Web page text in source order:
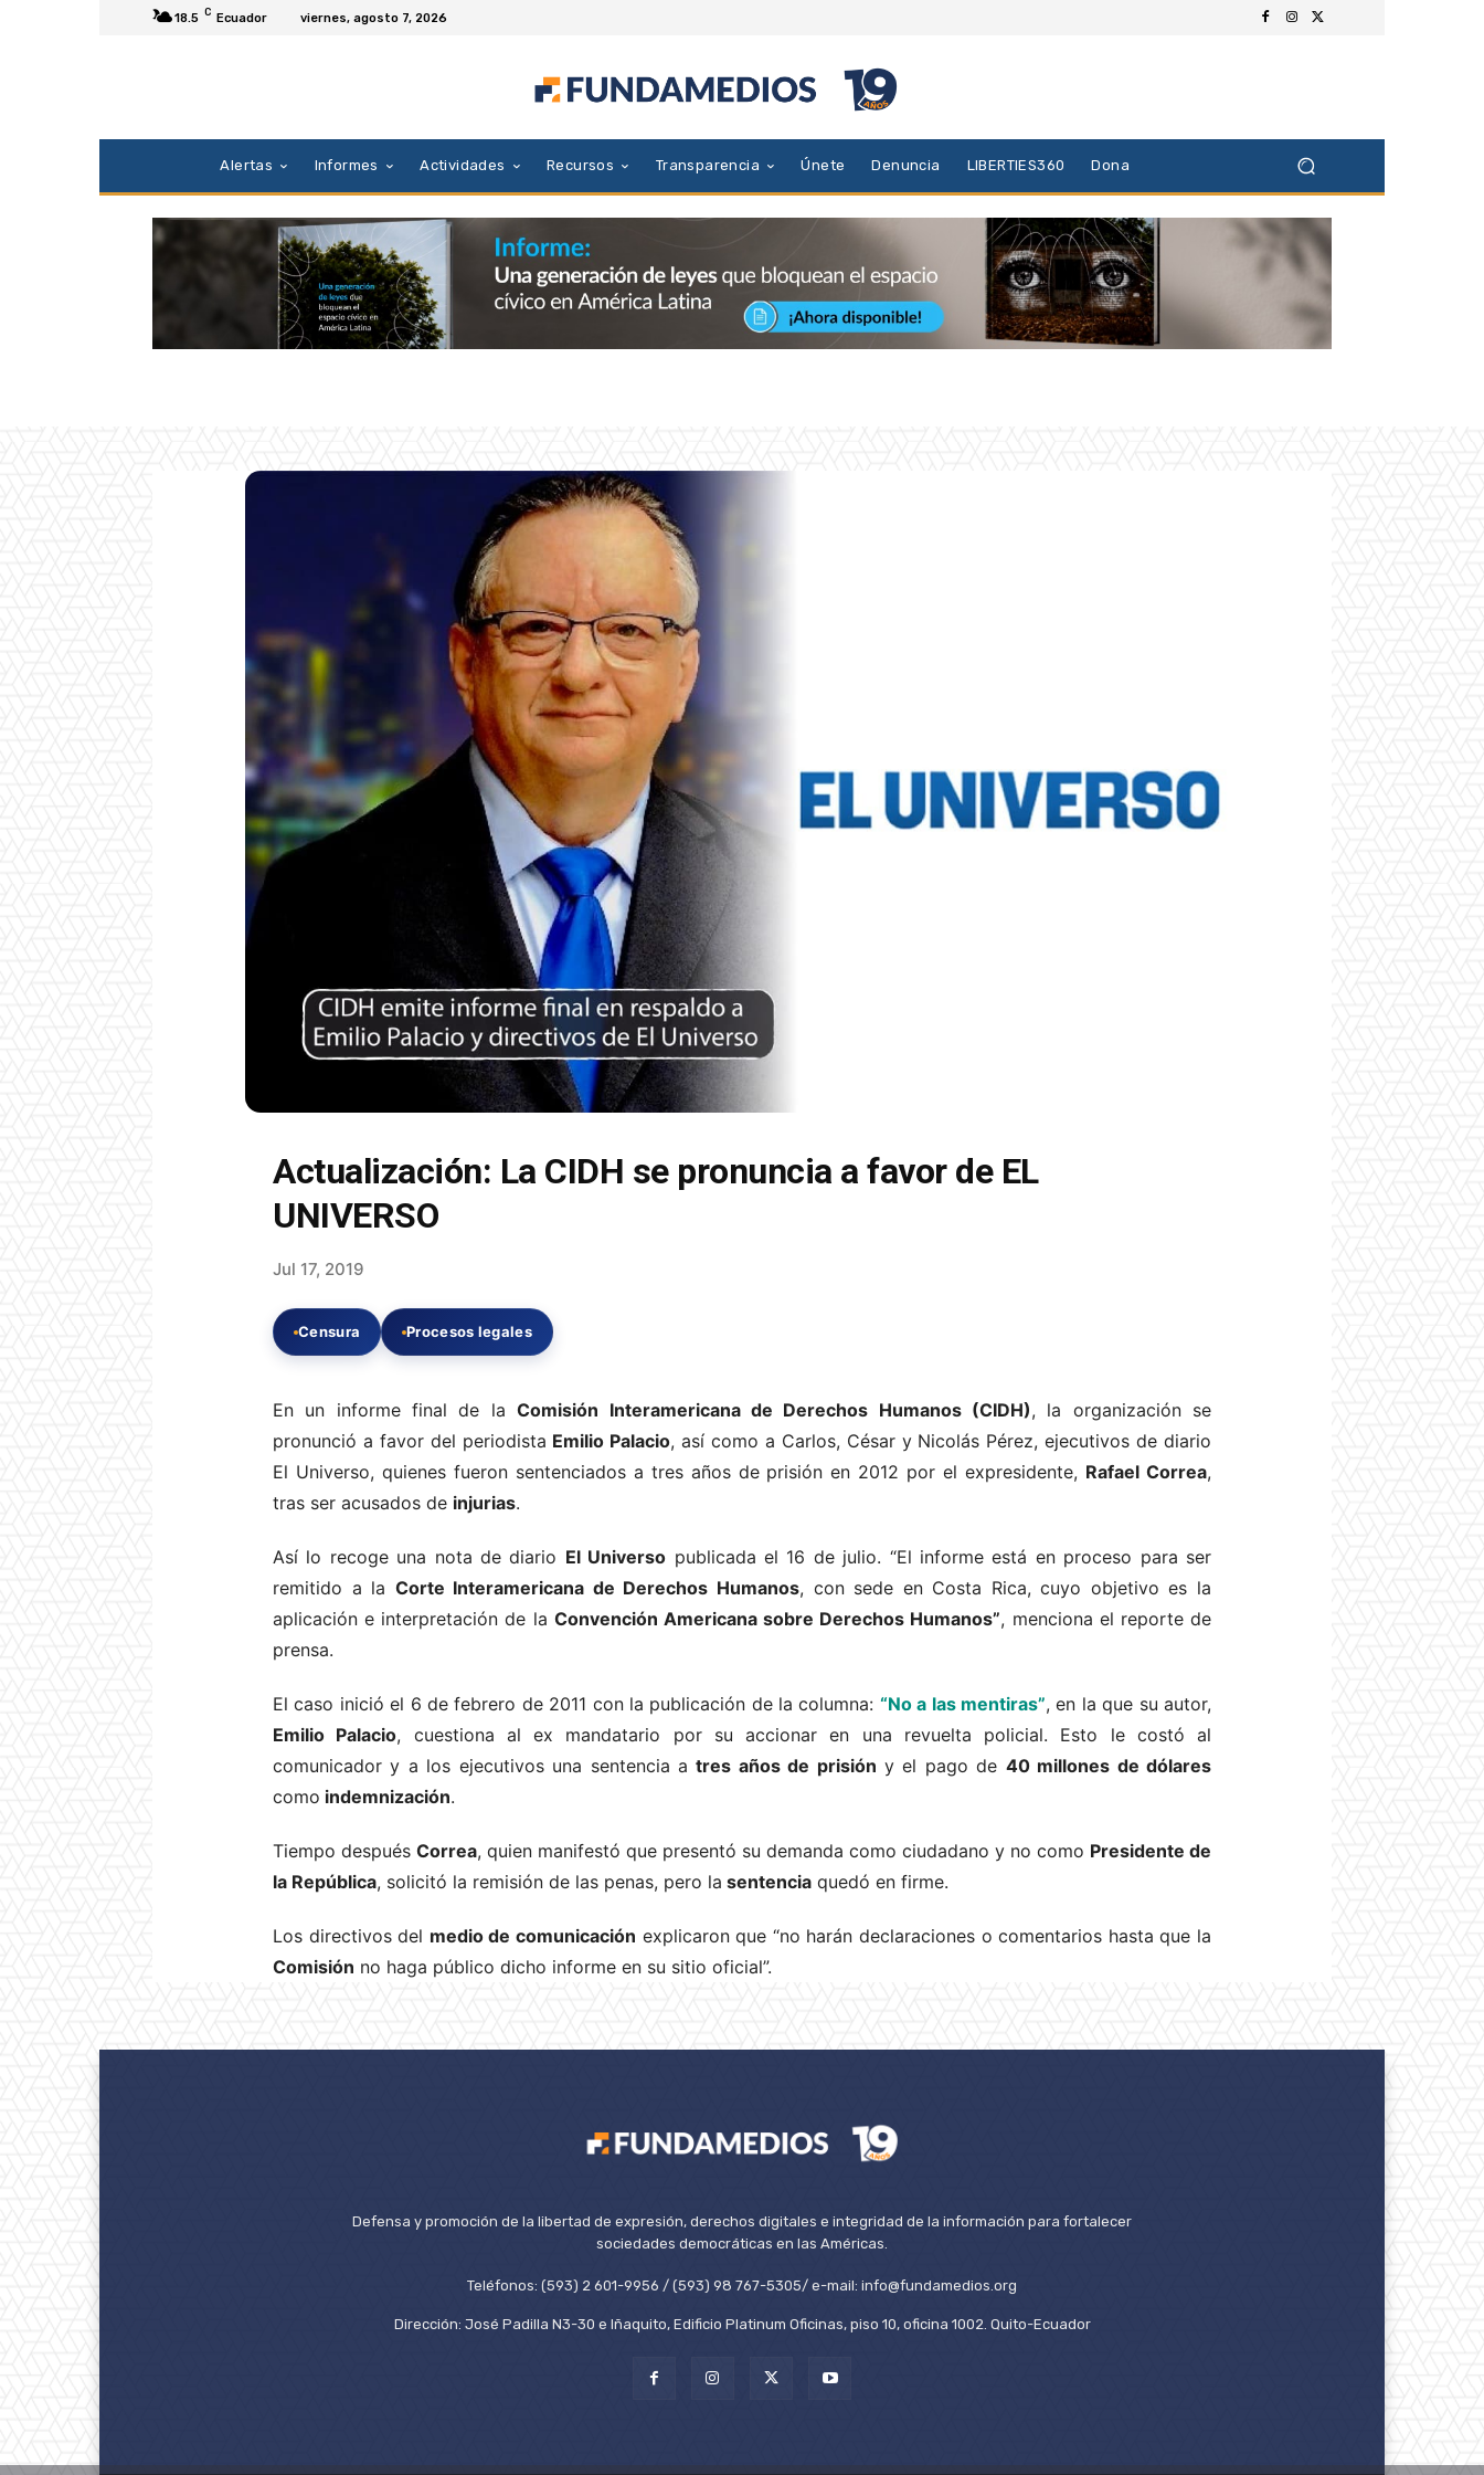
18.5 C Ecuador viernes, agosto 7, 2026
Alertas Informes Actividades Recursos Transparencia Únete Denuncia LIBERTIES360 Dona
Actualización: La CIDH se pronuncia a favor de EL
UNIVERSO
Jul 17, 2019
Censura Procesos legales
En un informe final de laComisión Interamericana de Derechos Humanos (CIDH), la organización se
pronunció a favor del periodista Emilio Palacio, así como a Carlos, César y Nicolás Pérez, ejecutivos de diario
El Universo, quienes fueron sentenciados a tres años de prisión en 2012 por el expresidente, Rafael Correa,
tras ser acusados de injurias.
Así lo recoge una nota de diario El Universo publicada el 16 de julio. “El informe está en proceso para ser
remitido a la Corte Interamericana de Derechos Humanos, con sede en Costa Rica, cuyo objetivo es la
aplicación e interpretación de la Convención Americana sobre Derechos Humanos”, menciona el reporte de
prensa.
El caso inició el 6 de febrero de 2011 con la publicación de la columna: “No a las mentiras”, en la que su autor,
Emilio Palacio, cuestiona al ex mandatario por su accionar en una revuelta policial. Esto le costó al
comunicador y a los ejecutivos una sentencia atres años de prisión y el pago de 40 millones de dólares
como indemnización.
Tiempo después Correa, quien manifestó que presentó su demanda como ciudadano y no como Presidente de
la República, solicitó la remisión de las penas, pero la sentencia quedó en firme.
Los directivos del medio de comunicación explicaron que “no harán declaraciones o comentarios hasta que la
Comisión no haga público dicho informe en su sitio oficial”.
Defensa y promoción de la libertad de expresión, derechos digitales e integridad de la información para fortalecer
sociedades democráticas en las Américas.
Teléfonos: (593) 2 601-9956 / (593) 98 767-5305/ e-mail: info@fundamedios.org
Dirección: José Padilla N3-30 e Iñaquito, Edificio Platinum Oficinas, piso 10, oficina 1002. Quito-Ecuador